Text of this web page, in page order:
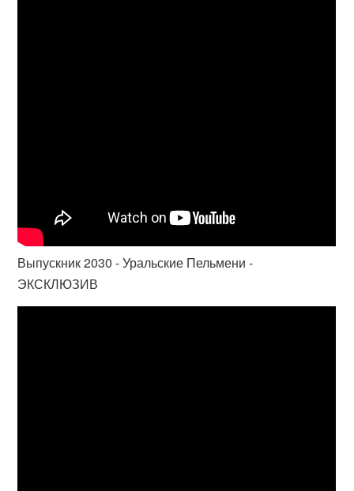
Выпускник 2030 - Уральские Пельмени -
ЭКСКЛЮЗИВ